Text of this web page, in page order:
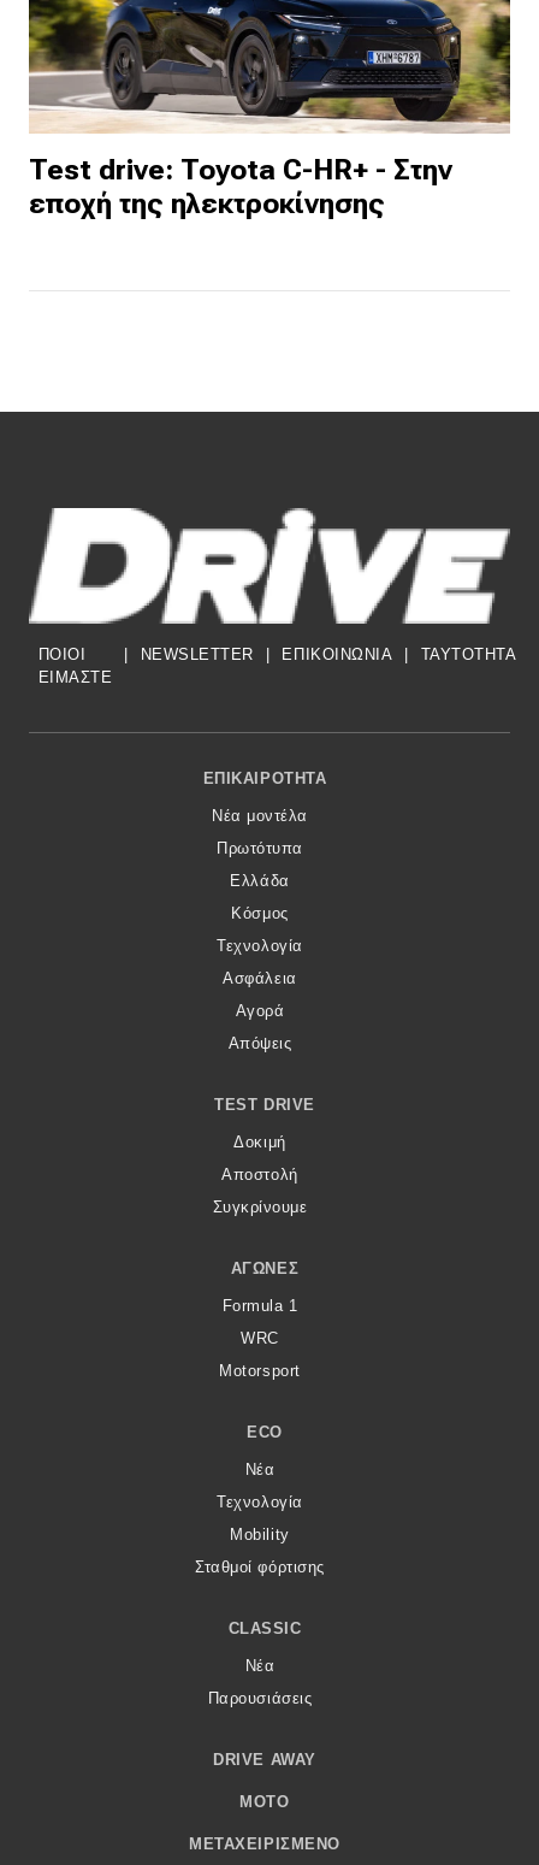
Test drive: Toyota C-HR+ - Στην
εποχή της ηλεκτροκίνησης
ΠΟΙΟΙ
ΕΙΜΑΣΤΕ
| NEWSLETTER | ΕΠΙΚΟΙΝΩΝΙΑ | TAYTOTHTA
Footer Menu
ΕΠΙΚΑΙΡΌΤΗΤΑ
Νέα μοντέλα
Πρωτότυπα
Ελλάδα
Κόσμος
Τεχνολογία
Ασφάλεια
Αγορά
Απόψεις
TEST DRIVE
Δοκιμή
Αποστολή
Συγκρίνουμε
ΑΓΏΝΕΣ
Formula 1
WRC
Motorsport
ECO
Νέα
Τεχνολογία
Mobility
Σταθμοί φόρτισης
CLASSIC
Νέα
Παρουσιάσεις
DRIVE AWAY
MOTO
ΜΕΤΑΧΕΙΡΙΣΜΈΝΟ